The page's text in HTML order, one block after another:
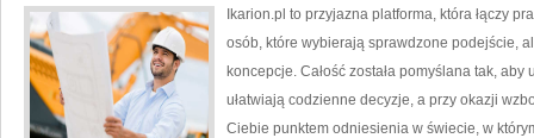
Ikarion.pl to przyjazna platforma, która łączy
osób, które wybierają sprawdzone podejście,
koncepcje. Całość została pomyślana tak,
ułatwiają codzienne decyzje, a przy okazji
Ciebie punktem odniesienia w świecie, w